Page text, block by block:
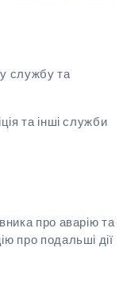
службу та
та інші служби
про аварію та
про подальші дії